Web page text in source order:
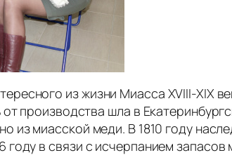
из жизни Миасса XVIII-XIX
производства шла в
из миасской меди. В 1810 году
году в связи с исчерпанием